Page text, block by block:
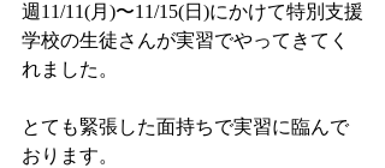
週11/11(月)〜11/15(日)にかけて特別支援
学校の生徒さんが実習でやってきてく
れました。
とても緊張した面持ちで実習に臨んで
おります。